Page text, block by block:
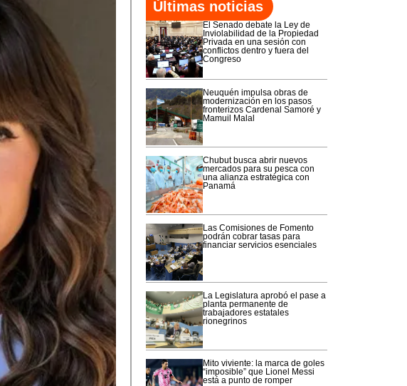
Últimas noticias
El Senado debate la Ley de
Inviolabilidad de la Propiedad
Privada en una sesión con
conflictos dentro y fuera del
Congreso
Neuquén impulsa obras de
modernización en los pasos
fronterizos Cardenal Samoré y
Mamuil Malal
Chubut busca abrir nuevos
mercados para su pesca con
una alianza estratégica con
Panamá
Las Comisiones de Fomento
podrán cobrar tasas para
financiar servicios esenciales
La Legislatura aprobó el pase a
planta permanente de
trabajadores estatales
rionegrinos
Mito viviente: la marca de goles
“imposible” que Lionel Messi
está a punto de romper